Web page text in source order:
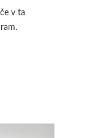
v ta